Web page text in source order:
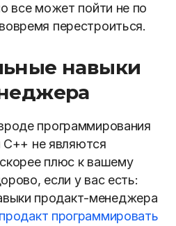
все может пойти не по
перестроиться.
навыки
программирования
С++ не являются
плюс к вашему
если у вас есть:
программировать